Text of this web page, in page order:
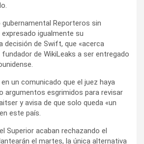
Reporteros sin
igualmente su
decisión de Swift, que «acerca
de WikiLeaks a ser entregado
un comunicado que el juez haya
argumentos esgrimidos para revisar
y avisa de que solo queda «un
este país.
Superior acaban rechazando el
el martes, la única alternativa